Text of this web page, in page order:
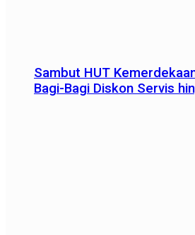
Sambut HUT
Bagi-Bagi Diskon Servis